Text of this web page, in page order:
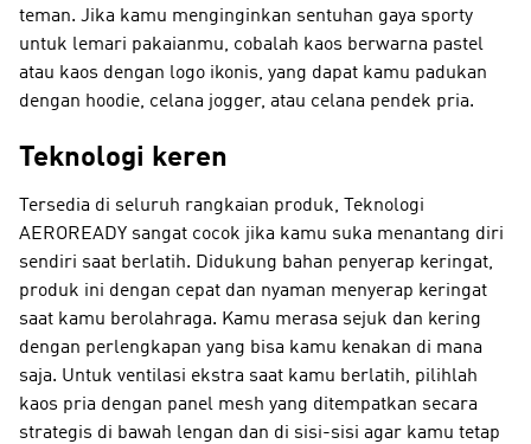
teman. Jika kamu menginginkan sentuhan gaya sporty
untuk lemari pakaianmu, cobalah kaos berwarna pastel
atau kaos dengan logo ikonis, yang dapat kamu padukan
dengan hoodie, celana jogger, atau celana pendek pria.
Teknologi keren
Tersedia di seluruh rangkaian produk, Teknologi
AEROREADY sangat cocok jika kamu suka menantang diri
sendiri saat berlatih. Didukung bahan penyerap keringat,
produk ini dengan cepat dan nyaman menyerap keringat
saat kamu berolahraga. Kamu merasa sejuk dan kering
dengan perlengkapan yang bisa kamu kenakan di mana
saja. Untuk ventilasi ekstra saat kamu berlatih, pilihlah
kaos pria dengan panel mesh yang ditempatkan secara
strategis di bawah lengan dan di sisi-sisi agar kamu tetap